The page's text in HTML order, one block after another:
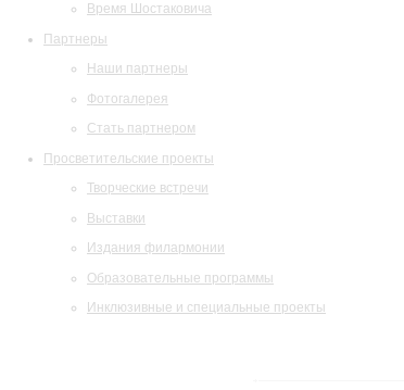
Время Шостаковича
Партнеры
Наши партнеры
Фотогалерея
Стать партнером
Просветительские проекты
Творческие встречи
Выставки
Издания филармонии
Образовательные программы
Инклюзивные и специальные проекты